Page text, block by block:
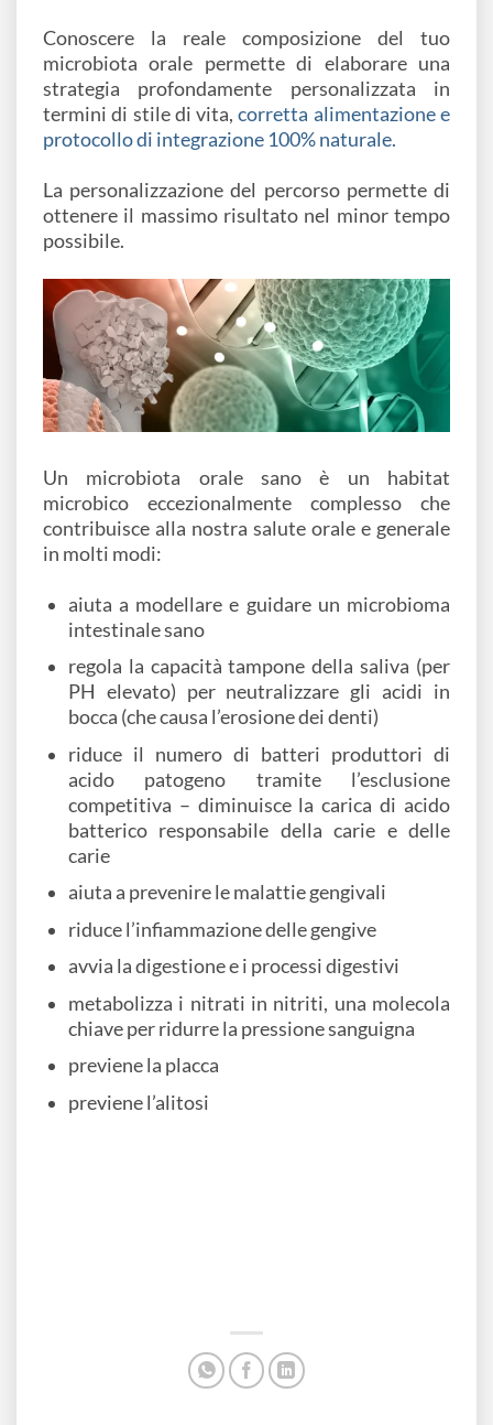
Conoscere la reale composizione del tuo
microbiota orale permette di elaborare una
strategia profondamente personalizzata in
termini di stile di vita,corretta alimentazione e
protocollo di integrazione 100% naturale.
La personalizzazione del percorso permette di
ottenere il massimo risultato nel minor tempo
possibile.
Un microbiota orale sano è un habitat
microbico eccezionalmente complesso che
contribuisce alla nostra salute orale e generale
in molti modi:
aiuta a modellare e guidare un microbioma
intestinale sano
regola la capacità tampone della saliva (per
PH elevato) per neutralizzare gli acidi in
bocca (che causa l’erosione dei denti)
riduce il numero di batteri produttori di
acido patogeno tramite l’esclusione
competitiva – diminuisce la carica di acido
batterico responsabile della carie e delle
carie
aiuta a prevenire le malattie gengivali
riduce l’infiammazione delle gengive
avvia la digestione e i processi digestivi
metabolizza i nitrati in nitriti, una molecola
chiave per ridurre la pressione sanguigna
previene la placca
previene l’alitosi